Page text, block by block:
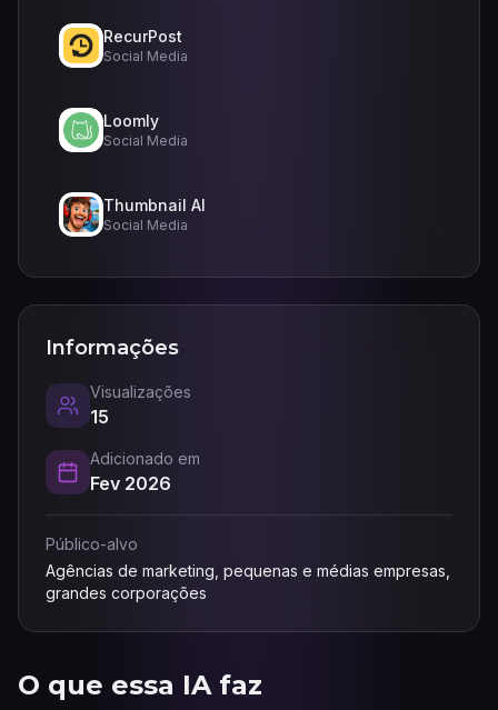
O que essa IA faz
RecurPost
Social Media
Loomly
Social Media
Thumbnail AI
Social Media
Informações
Visualizações
15
Adicionado em
Fev 2026
Público-alvo
Agências de marketing, pequenas e médias empresas,
grandes corporações